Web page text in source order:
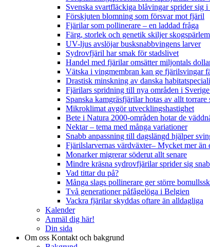
Svenska svartfläckiga blåvingar sprider sig
Förskjuten blomning som försvar mot fjäril
Fjärilar som pollinerare – en laddad fråga
Färg, storlek och genetik skiljer
UV-ljus avslöjar busksnabbvingens larver
Sydrovfjäril har smak för stadslivet
Handel med fjärilar omsätter miljontals
Vätska i vingmembran kan ge fjärilsvingar
Drastisk minskning av danska
Fjärilars spridning till nya områden i
Spanska kamgräsfjärilar hotas av allt torrare
Mikroklimat avgör utvecklingshastighet
Bete i Natura 2000-områden hotar de
Nektar – tema med många variationer
Snabb anpassning till dagslängd hjälper
Fjärilslarvernas värdväxter– Mycket mer än
Monarker migrerar söderut allt senare
Mindre kräsna sydrovfjärilar sprider sig
Vad tittar du på?
Många slags pollinerare ger större
Två generationer påfågelöga i Belgien
Vackra fjärilar skyddas oftare än alldagliga
Kalender
Anmäl dig här!
Din sida
Om oss Kontakt och bakgrund